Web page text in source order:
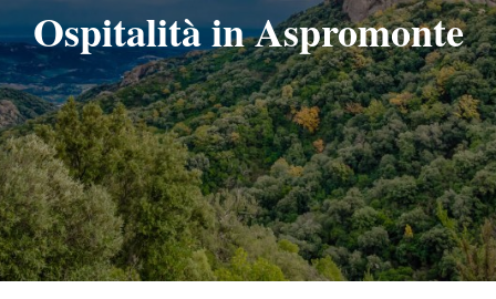
Ospitalità in Aspromonte